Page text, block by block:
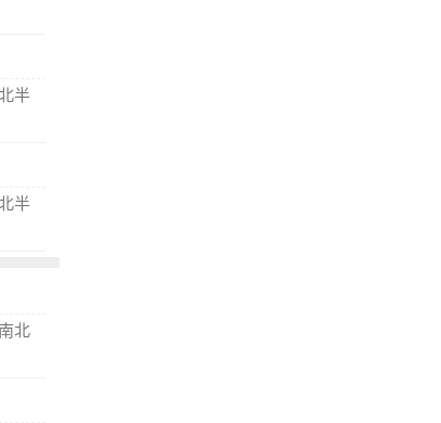
半
半
北